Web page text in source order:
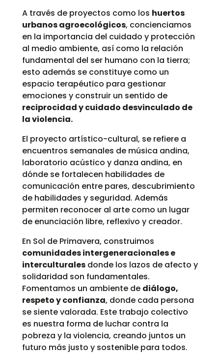
A través de proyectos como los huertos
urbanos agroecológicos, concienciamos
en la importancia del cuidado y protección
al medio ambiente, así como la relación
fundamental del ser humano con la tierra;
esto además se constituye como un
espacio terapéutico para gestionar
emociones y construir un sentido de
reciprocidad y cuidado desvinculado de
la violencia.
El proyecto artístico-cultural, se refiere a
encuentros semanales de música andina,
laboratorio acústico y danza andina, en
dónde se fortalecen habilidades de
comunicación entre pares, descubrimiento
de habilidades y seguridad. Además
permiten reconocer al arte como un lugar
de enunciación libre, reflexivo y creador.
En Sol de Primavera, construimos
comunidades intergeneracionales e
interculturalesdonde los lazos de afecto y
solidaridad son fundamentales.
Fomentamos un ambiente de diálogo,
respeto y confianza, donde cada persona
se siente valorada. Este trabajo colectivo
es nuestra forma de luchar contra la
pobreza y la violencia, creando juntos un
futuro más justo y sostenible para todos.